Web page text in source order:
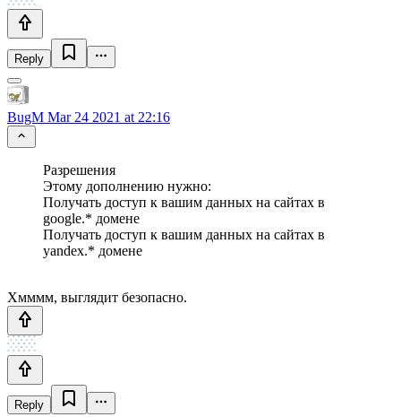
Reply
BugM Mar 24 2021 at 22:16
Разрешения
Этому дополнению нужно:
Получать доступ к вашим данных на сайтах в
google.* домене
Получать доступ к вашим данных на сайтах в
yandex.* домене
Хмммм, выглядит безопасно.
Reply